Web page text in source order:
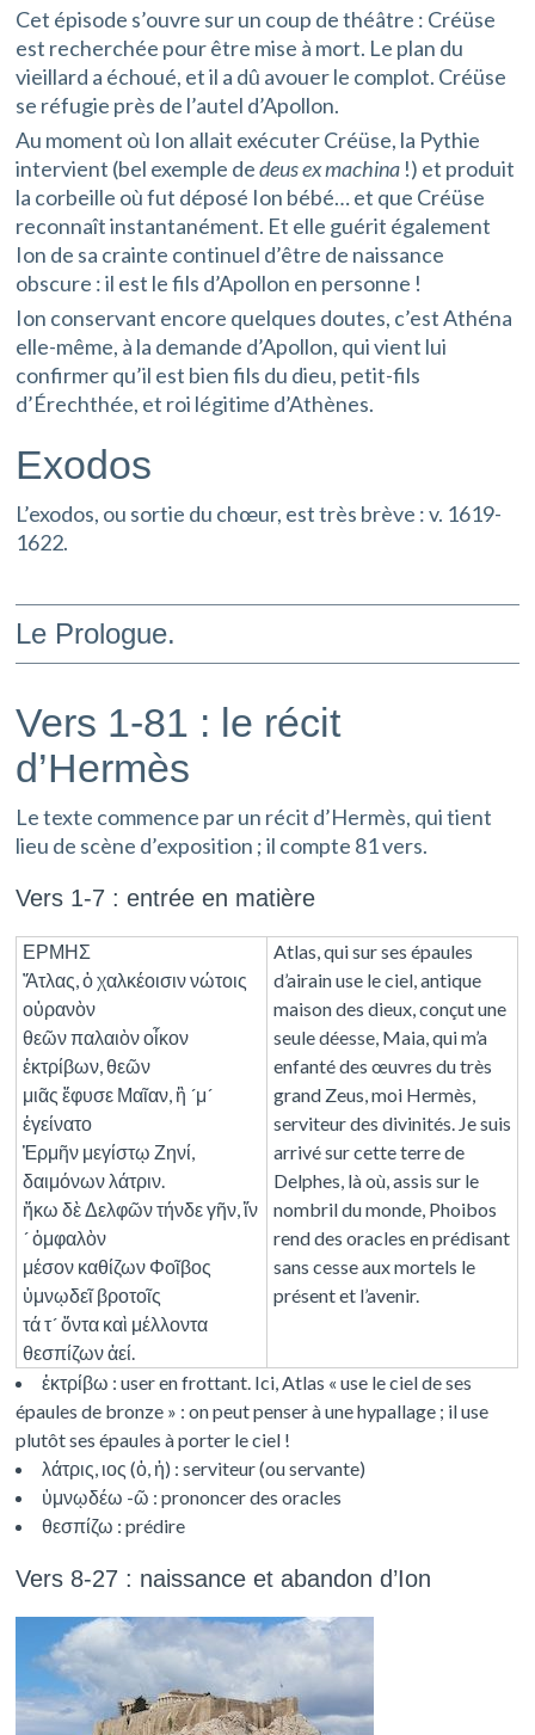
Cet épisode s’ouvre sur un coup de théâtre : Créüse
est recherchée pour être mise à mort. Le plan du
vieillard a échoué, et il a dû avouer le complot. Créüse
se réfugie près de l’autel d’Apollon.
Au moment où Ion allait exécuter Créüse, la Pythie
intervient (bel exemple dedeus ex machina !) et produit
la corbeille où fut déposé Ion bébé… et que Créüse
reconnaît instantanément. Et elle guérit également
Ion de sa crainte continuel d’être de naissance
obscure : il est le fils d’Apollon en personne !
Ion conservant encore quelques doutes, c’est Athéna
elle-même, à la demande d’Apollon, qui vient lui
confirmer qu’il est bien fils du dieu, petit-fils
d’Érechthée, et roi légitime d’Athènes.
Exodos
L’exodos, ou sortie du chœur, est très brève : v. 1619-
1622.
Le Prologue.
Vers 1-81 : le récit
d’Hermès
Le texte commence par un récit d’Hermès, qui tient
lieu de scène d’exposition ; il compte 81 vers.
Vers 1-7 : entrée en matière
ΕΡΜΗΣ
Ἄτλας, ὁ χαλκέοισιν νώτοις
οὐρανὸν
θεῶν παλαιὸν οἶκον
ἐκτρίβων, θεῶν
μιᾶς ἔφυσε Μαῖαν, ἣ ´μ´
ἐγείνατο
Ἑρμῆν μεγίστῳ Ζηνί,
δαιμόνων λάτριν.
ἥκω δὲ Δελφῶν τήνδε γῆν, ἵν
´ ὀμφαλὸν
μέσον καθίζων Φοῖβος
ὑμνῳδεῖ βροτοῖς
τά τ´ ὄντα καὶ μέλλοντα
θεσπίζων ἀεί.
Atlas, qui sur ses épaules
d’airain use le ciel, antique
maison des dieux, conçut une
seule déesse, Maia, qui m’a
enfanté des œuvres du très
grand Zeus, moi Hermès,
serviteur des divinités. Je suis
arrivé sur cette terre de
Delphes, là où, assis sur le
nombril du monde, Phoibos
rend des oracles en prédisant
sans cesse aux mortels le
présent et l’avenir.
ἐκτρίβω : user en frottant. Ici, Atlas « use le ciel de ses
épaules de bronze » : on peut penser à une hypallage ; il use
plutôt ses épaules à porter le ciel !
λάτρις, ιος (ὁ, ἡ) : serviteur (ou servante)
ὑμνῳδέω -ῶ : prononcer des oracles
θεσπίζω : prédire
Vers 8-27 : naissance et abandon d’Ion